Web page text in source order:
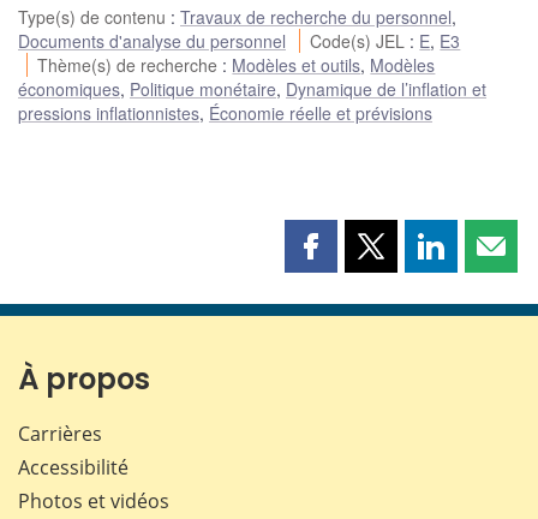
Type(s) de contenu : Travaux de recherche du personnel,
Documents d'analyse du personnel
Code(s) JEL : E, E3
Thème(s) de recherche : Modèles et outils, Modèles
économiques, Politique monétaire, Dynamique de l’inflation et
pressions inflationnistes, Économie réelle et prévisions
Partager
page
Partager
page
Partager
page page
À propos
Carrières
Accessibilité
Photos et vidéos